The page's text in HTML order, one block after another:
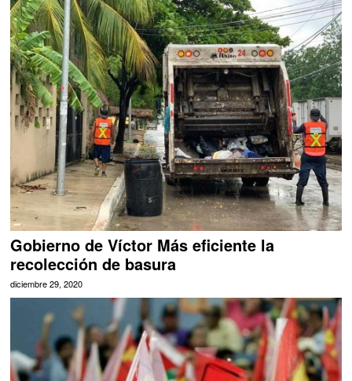
Gobierno de Víctor Más eficiente la
recolección de basura
diciembre 29, 2020